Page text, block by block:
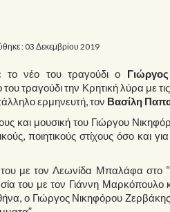
: 03 Δεκεμβρίου 2019
νέο του τραγούδι ο
τραγούδι την Κρητική λύρα με
ερμηνευτή, τον Βασίλη
και μουσική του Γιώργου
ποιητικούς στίχους όσο και
του με τον Λεωνίδα Μπαλάφα στο
του με τον Γιάννη Μαρκόπουλο
ο Γιώργος Νικηφόρου